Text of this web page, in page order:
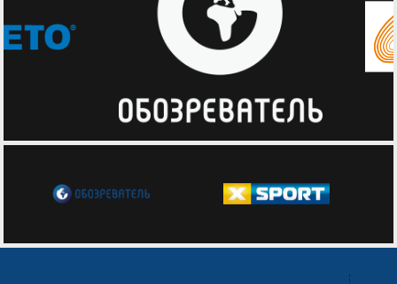
Дмитро Кушнір (Київська гімназія 201)
Максим Латишев (Київська гімназія 201)
Нікіта Левчук (РІВНЕНСЬКИЙ ЛІЦЕЙ 28)
Святослав Лихолат (ПЛОСКІРІВ Хмельнцький ліцей 16)
Дмитро Лозбін (НЕСКОРЕНІ ПЕРЕЯСЛАВЦІ